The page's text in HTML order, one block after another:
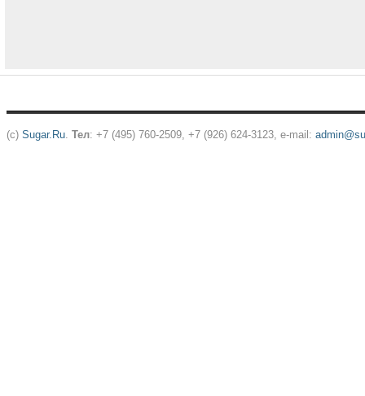
(c) Sugar.Ru. Тел: +7 (495) 760-2509, +7 (926) 624-3123, e-mail: